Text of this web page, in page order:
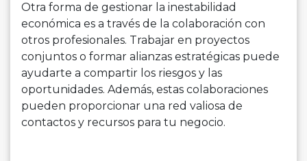
Otra forma de gestionar la inestabilidad
económica es a través de la colaboración con
otros profesionales. Trabajar en proyectos
conjuntos o formar alianzas estratégicas puede
ayudarte a compartir los riesgos y las
oportunidades. Además, estas colaboraciones
pueden proporcionar una red valiosa de
contactos y recursos para tu negocio.